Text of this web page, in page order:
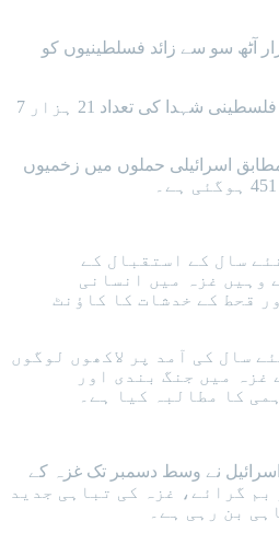
آٹھ سو سے زائد فسلطینیوں کو
7 اکتوبر سے جاری حملوں میں فلسطینی شہدا کی تعداد 21 ہزار
اسرائیلی حملوں میں زخمیوں
سال کے استقبال کے
وہیں غزہ میں انسانی
قحط کے خدشات کا کاؤنٹ
سال کی آمد پر لاکھوں لوگوں
غزہ میں جنگ بندی اور
کا مطالبہ کیا ہے۔
اسرائیل نے وسط دسمبر تک غزہ کے
علاقوں پر 29 ہزار بم گرائے، غزہ کی تباہی جدید
بن رہی ہے۔